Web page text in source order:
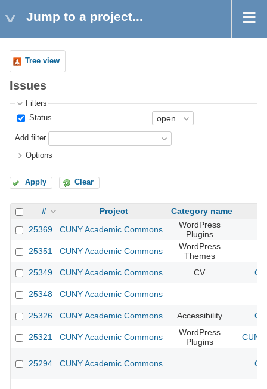
Jump to a project...
Tree view
Issues
Filters
Status
Add filter
Options
Apply Clear
# Project
Category name
25369
CUNY Academic Commons
WordPress
Plugins
25351
CUNY Academic Commons
WordPress
Themes
25349
CUNY Academic Commons CV
25348 CUNY Academic Commons
25326 CUNY Academic Commons Accessibility
25321 CUNY Academic Commons
WordPress
Plugins
25294 CUNY Academic Commons